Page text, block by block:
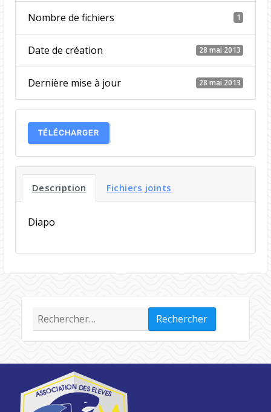
Nombre de fichiers 1
Date de création 28 mai 2013
Dernière mise à jour 28 mai 2013
TÉLÉCHARGER
Description Fichiers joints
Diapo
Rechercher :